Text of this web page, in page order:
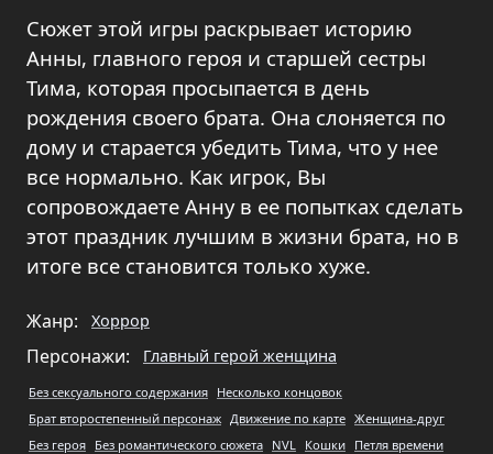
Сюжет этой игры раскрывает историю
Анны, главного героя и старшей сестры
Тима, которая просыпается в день
рождения своего брата. Она слоняется по
дому и старается убедить Тима, что у нее
все нормально. Как игрок, Вы
сопровождаете Анну в ее попытках сделать
этот праздник лучшим в жизни брата, но в
итоге все становится только хуже.
Жанр: Хоррор
Персонажи: Главный герой женщина
Без сексуального содержания Несколько концовок
Брат второстепенный персонаж Движение по карте Женщина-друг
Без героя Без романтического сюжета NVL Кошки Петля времени